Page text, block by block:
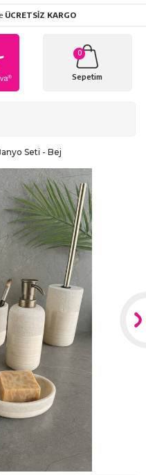
ÜCRETSİZ KARGO
0
Sepetim
Seti - Bej